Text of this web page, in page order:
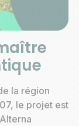
la région
le projet est